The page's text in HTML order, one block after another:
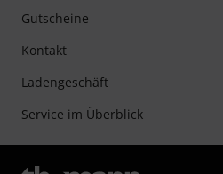
Gutscheine
Kontakt
Ladengeschäft
Service im Überblick